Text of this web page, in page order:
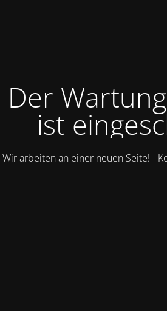
Der
ist
Wir arbeiten an einer neuen Seite! -